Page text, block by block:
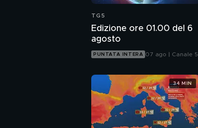
TG5
Edizione ore 01.00 del 6
agosto
PUNTATA INTERA 07 ago | Canale 5
34 MIN